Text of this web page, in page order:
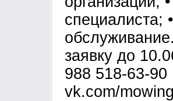
специалиста;
заявку до
988 518-63-90
vk.com/